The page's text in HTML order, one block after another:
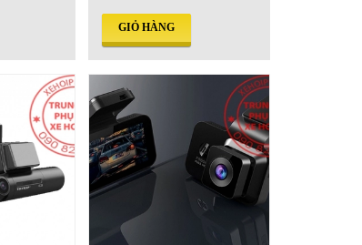
GIỎ HÀNG